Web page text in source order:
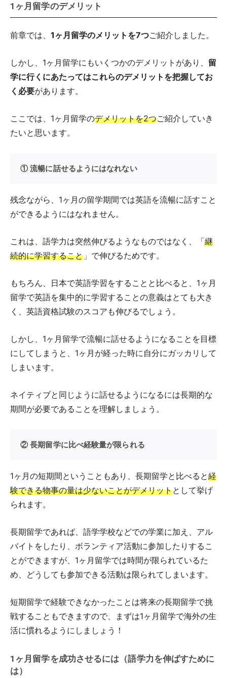
1ヶ月留学のデメリット
前章では、 1ヶ月留学のメリットを7つご紹介しました。
しかし、1ヶ月留学にもいくつかのデメリットがあり、 留
学に行くにあたってはこれらのデメリットを把握してお
く必要があります。
ここでは、1ヶ月留学のデメリットを2つご紹介していき
たいと思います。
① 流暢に話せるようにはなれない
残念ながら、1ヶ月の留学期間では英語を流暢に話すこと
ができるようにはなれません。
これは、語学力は突然伸びるようなものではなく、「継
続的に学習すること 」で伸びるためです。
もちろん、日本で英語学習をすることと比べると、1ヶ月
留学で英語を集中的に学習することの意義はとても大き
く、英語資格試験のスコアも伸びるでしょう。
しかし、1ヶ月留学で流暢に話せるようになることを目標
にしてしまうと、1ヶ月が経った時に自分にガッカリして
しまいます。
ネイティブと同じように話せるようになるには長期的な
期間が必要であることを理解しましょう。
② 長期留学に比べ経験量が限られる
1ヶ月の短期間ということもあり、長期留学と比べると経
験できる物事の量は少ないことがデメリットとして挙げ
られます。
長期留学であれば、語学学校などでの学業に加え、アル
バイトをしたり、ボランティア活動に参加したりするこ
とができますが、1ヶ月留学では時間が限られているた
め、どうしても参加できる活動は限られてしまいます。
短期留学で経験できなかったことは将来の長期留学で挑
戦することもできますので、まずは1ヶ月留学で海外の生
活に慣れるようにしましょう！
1ヶ月留学を成功させるには（語学力を伸ばすために
は）